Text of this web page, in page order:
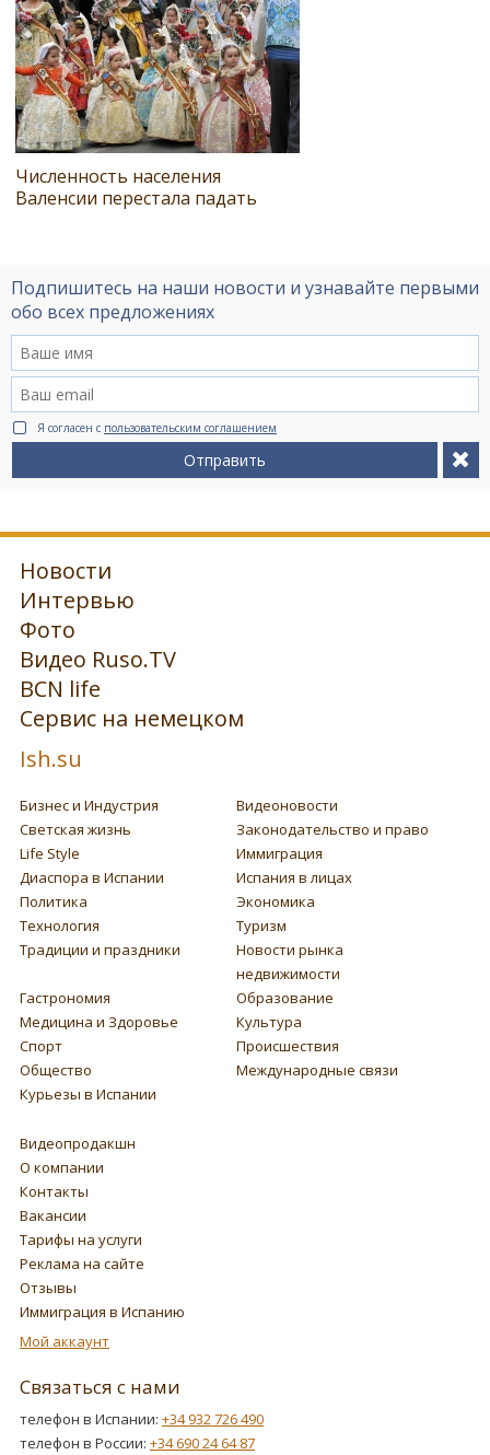
Численность населения
Валенсии перестала падать
Подпишитесь на наши новости и узнавайте первыми
обо всех предложениях
Я согласен с пользовательским соглашением
Отправить
Новости
Интервью
Фото
Видео Ruso.TV
BCN life
Сервис на немецком
Ish.su
Бизнес и Индустрия
Видеоновости
Светская жизнь
Законодательство и право
Life Style
Иммиграция
Диаспора в Испании
Испания в лицах
Политика
Экономика
Технология
Туризм
Традиции и праздники
Новости рынка
недвижимости
Гастрономия
Образование
Медицина и Здоровье
Культура
Спорт
Происшествия
Общество
Международные связи
Курьезы в Испании
Видеопродакшн
О компании
Контакты
Вакансии
Тарифы на услуги
Реклама на сайте
Отзывы
Иммиграция в Испанию
Мой аккаунт
Связаться с нами
телефон в Испании: +34 932 726 490
телефон в России: +34 690 24 64 87